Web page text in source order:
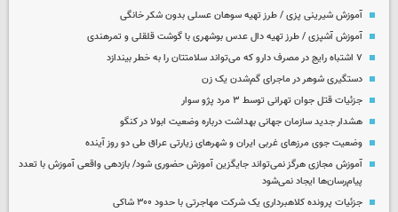
آموزش شیرینی پزی / طرز تهیه سوهان عسلی بدون شکر خانگی
آموزش آشپزی / طرز تهیه دال عدس بوشهری با گوشت قلقلی و تمرهندی
۷ اشتباه رایج در مصرف دارو که می‌تواند سلامتتان را به خطر بیندازد
دستگیری شوهر در ماجرای گم‌شدن یک زن
جزئیات قتل جوان تهرانی توسط ۳ مرد پژو سوار
هشدار جدید سازمان جهانی بهداشت درباره وضعیت ابولا در کنگو
وضعیت جوی مرزهای غربی ایران و شهرهای زیارتی عراق طی دو روز آینده
آموزش مجازی هرگز نمی‌تواند جایگزین آموزش حضوری شود/ بازدهی واقعی آموزش با تعدد
پیام‌رسان‌ها ایجاد نمی‌شود
جزئیات پرونده کلاهبرداری یک شرکت مهاجرتی با حدود ۳۰۰ شاکی